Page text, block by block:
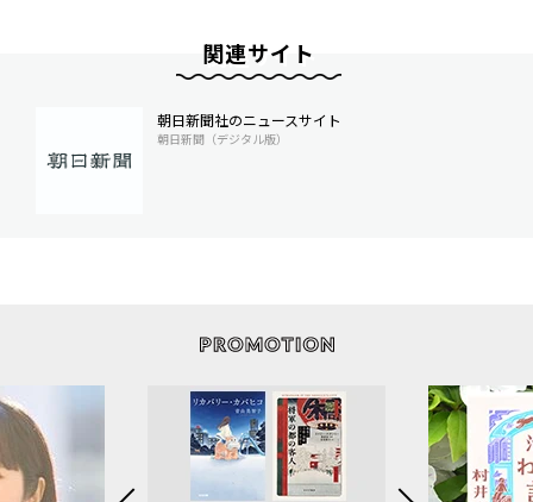
関連サイト
朝日新聞社のニュースサイト
朝日新聞（デジタル版）